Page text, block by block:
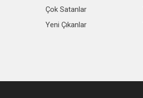
Çok Satanlar
Yeni Çıkanlar